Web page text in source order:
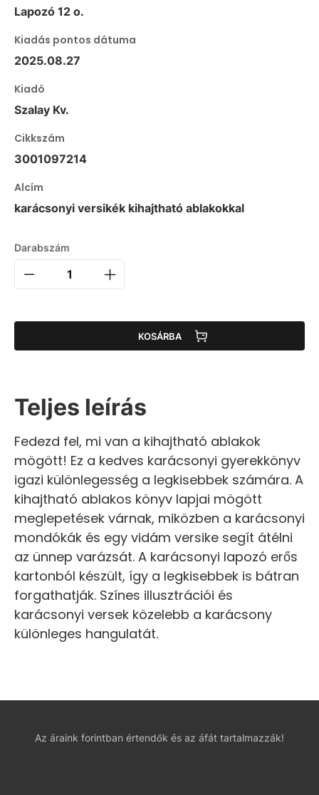
Lapozó 12 o.
Kiadás pontos dátuma
2025.08.27
Kiadó
Szalay Kv.
Cikkszám
3001097214
Alcím
karácsonyi versikék kihajtható ablakokkal
Darabszám
KOSÁRBA
Teljes leírás
Fedezd fel, mi van a kihajtható ablakok
mögött! Ez a kedves karácsonyi gyerekkönyv
igazi különlegesség a legkisebbek számára. A
kihajtható ablakos könyv lapjai mögött
meglepetések várnak, miközben a karácsonyi
mondókák és egy vidám versike segít átélni
az ünnep varázsát. A karácsonyi lapozó erős
kartonból készült, így a legkisebbek is bátran
forgathatják. Színes illusztrációi és
karácsonyi versek közelebb a karácsony
különleges hangulatát.
Az áraink forintban értendők és az áfát tartalmazzák!